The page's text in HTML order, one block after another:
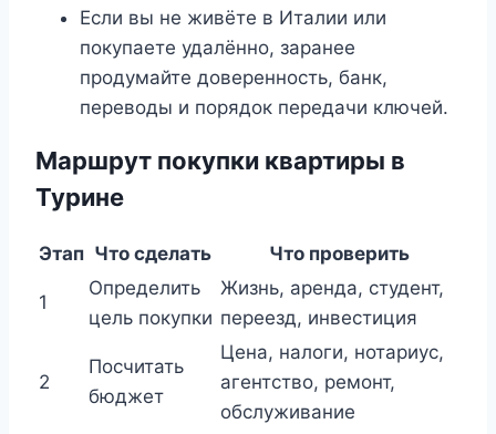
Если вы не живёте в Италии или
покупаете удалённо, заранее
продумайте доверенность, банк,
переводы и порядок передачи ключей.
Маршрут покупки квартиры в
Турине
Этап Что сделать Что проверить
1
Определить
цель покупки
Жизнь, аренда, студент,
переезд, инвестиция
2
Посчитать
бюджет
Цена, налоги, нотариус,
агентство, ремонт,
обслуживание